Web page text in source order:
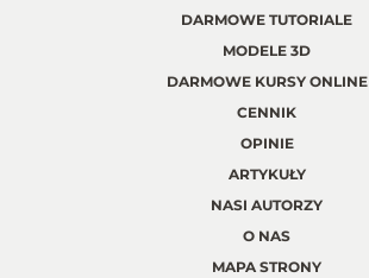
DARMOWE TUTORIALE
MODELE 3D
DARMOWE KURSY ONLINE
CENNIK
OPINIE
ARTYKUŁY
NASI AUTORZY
O NAS
MAPA STRONY